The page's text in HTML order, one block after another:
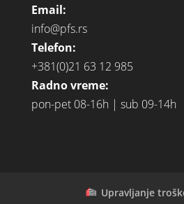
Email:
info@pfs.rs
Telefon:
+381(0)21 63 12 985
Radno vreme:
pon-pet 08-16h | sub 09-14h
Upravljanje